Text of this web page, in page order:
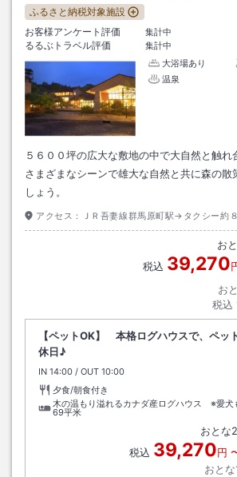
ふるさと納税対象施設
お客様アンケート評価
集計中
るるぶトラベル評価
集計中
大浴場あり
温泉
５６００坪の広大な敷地の中で大自然と触れ
さまざまなシーンで雄大な自然と共に森の散
しょう。
アクセス： ＪＲ吾妻線群馬原町駅→タクシー約
お
税込 39,270
お
税込
【ペットOK】 本格ログハウスで、ペッ
休日♪
IN チェックイン
14:00 / OUT チェックアウト
10:00
夕食/朝食付き
木の温もり溢れるカナダ産ログハウス ※愛犬
69平米
おとな2
税込 39,270円
おと